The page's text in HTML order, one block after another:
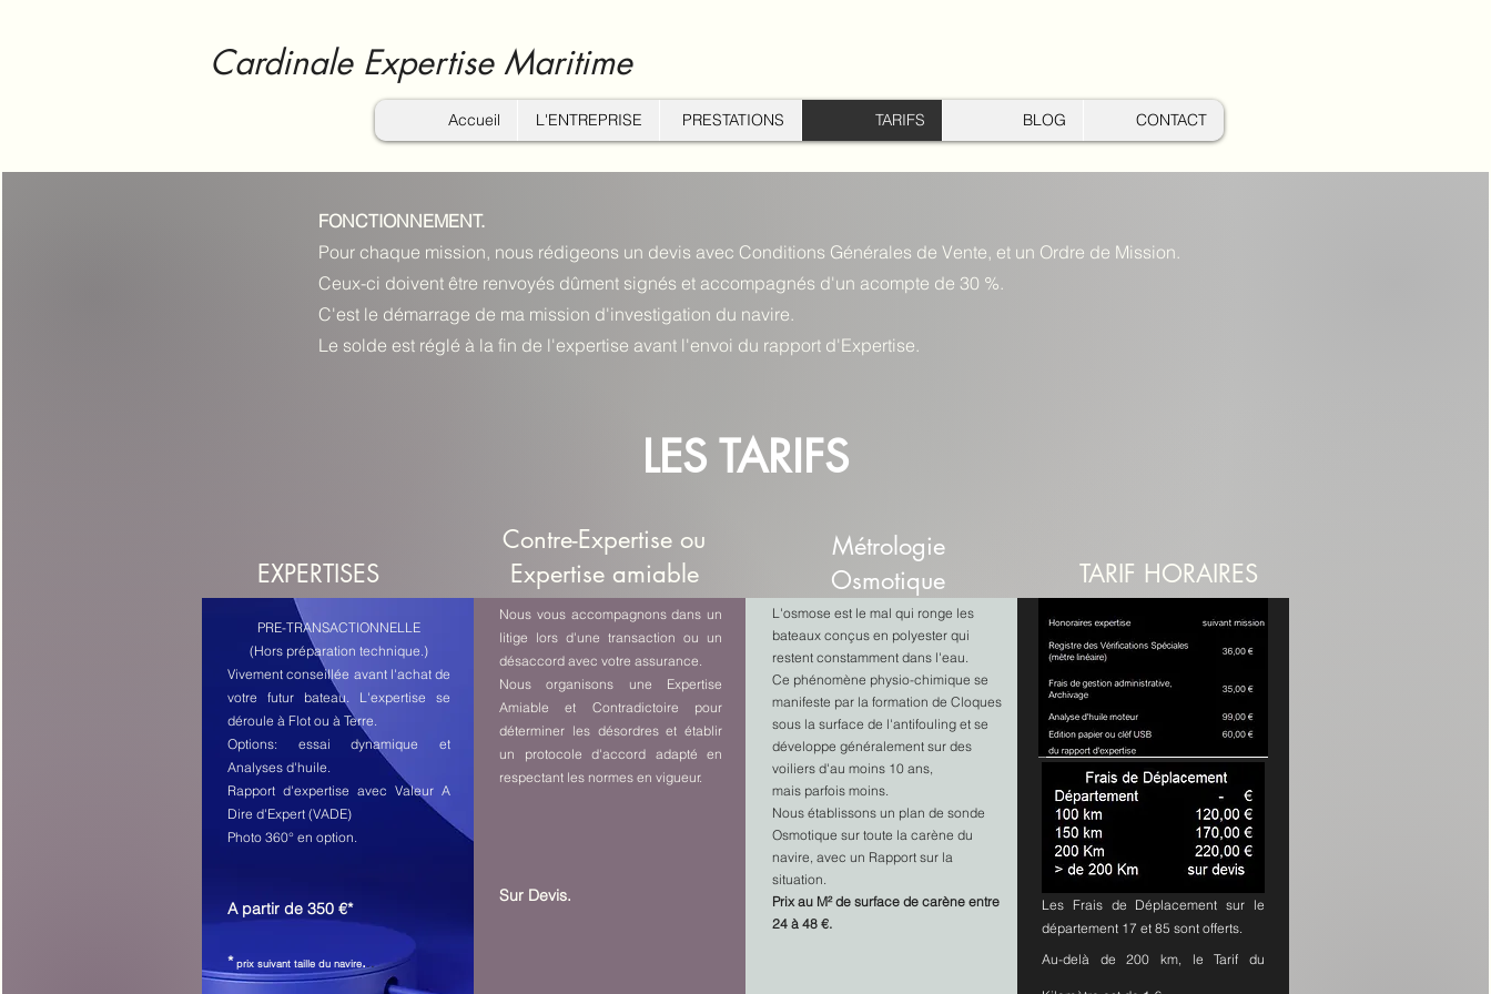
Cardinale Expertise Maritime
Accueil L'ENTREPRISE PRESTATIONS TARIFS BLOG CONTACT
FONCTIONNEMENT.
Pour chaque mission, nous rédigeons un devis avec Conditions Générales de Vente, et un Ordre de Mission.
Ceux-ci doivent être renvoyés dûment signés et accompagnés d'un acompte de 30 %.
C'est le démarrage de ma mission d'investigation du navire.
Le solde est réglé à la fin de l'expertise avant l'envoi du rapport d'Expertise.
LES TARIFS
EXPERTISES
Contre-Expertise ou
Expertise amiable
Métrologie
Osmotique
TARIF HORAIRES
PRE-TRANSACTIONNELLE
(Hors préparation technique.)
Vivement conseillée avant l'achat de
votre futur bateau. L'expertise se
déroule à Flot ou à Terre.
Options: essai dynamique et
Analyses d'huile.
Rapport d'expertise avec Valeur A
Dire d'Expert (VADE)
Photo 360° en option.
A partir de 350 €*
* prix suivant taille du navire...
Nous vous accompagnons dans un
litige lors d'une transaction ou un
désaccord avec votre assurance.
Nous organisons une Expertise
Amiable et Contradictoire pour
déterminer les désordres et établir
un protocole d'accord adapté en
respectant les normes en vigueur.
Sur Devis.
L'osmose est le mal qui ronge les
bateaux conçus en polyester qui
restent constamment dans l'eau.
Ce phénomène physio-chimique se
manifeste par la formation de Cloques
sous la surface de l'antifouling et se
développe généralement sur des
voiliers d'au moins 10 ans,
mais parfois moins.
Nous établissons un plan de sonde
Osmotique sur toute la carène du
navire, avec un Rapport sur la
situation.
Prix au M² de surface de carène entre
24 à 48 €.
Les Frais de Déplacement sur le
département 17 et 85 sont offerts.
Au-delà de 200 km, le Tarif du